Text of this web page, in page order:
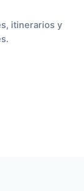
itinerarios y